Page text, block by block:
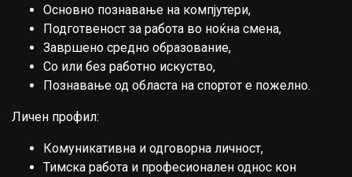
Основно познавање на компјутери,
Подготвеност за работа во ноќна смена,
Завршено средно образование,
Со или без работно искуство,
Познавање од областа на спортот е пожелно.
Личен профил:
Комуникативна и одговорна личност,
Тимска работа и професионален однос кон